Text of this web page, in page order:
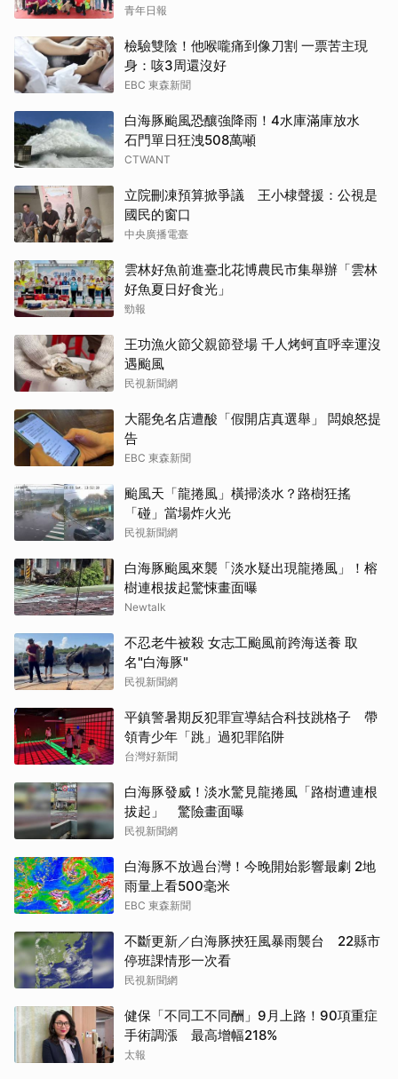
青年日報
檢驗雙陰！他喉嚨痛到像刀割 一票苦主現
身：咳3周還沒好
EBC 東森新聞
白海豚颱風恐釀強降雨！4水庫滿庫放水
石門單日狂洩508萬噸
CTWANT
立院刪凍預算掀爭議 王小棣聲援：公視是
國民的窗口
中央廣播電臺
雲林好魚前進臺北花博農民市集舉辦「雲林
好魚夏日好食光」
勁報
王功漁火節父親節登場 千人烤蚵直呼幸運沒
遇颱風
民視新聞網
大罷免名店遭酸「假開店真選舉」 闆娘怒提
告
EBC 東森新聞
颱風天「龍捲風」橫掃淡水？路樹狂搖
「碰」當場炸火光
民視新聞網
白海豚颱風來襲「淡水疑出現龍捲風」！榕
樹連根拔起驚悚畫面曝
Newtalk
不忍老牛被殺 女志工颱風前跨海送養 取
名"白海豚"
民視新聞網
平鎮警暑期反犯罪宣導結合科技跳格子 帶
領青少年「跳」過犯罪陷阱
台灣好新聞
白海豚發威！淡水驚見龍捲風「路樹遭連根
拔起」 驚險畫面曝
民視新聞網
白海豚不放過台灣！今晚開始影響最劇 2地
雨量上看500毫米
EBC 東森新聞
不斷更新／白海豚挾狂風暴雨襲台 22縣市
停班課情形一次看
民視新聞網
健保「不同工不同酬」9月上路！90項重症
手術調漲 最高增幅218%
太報